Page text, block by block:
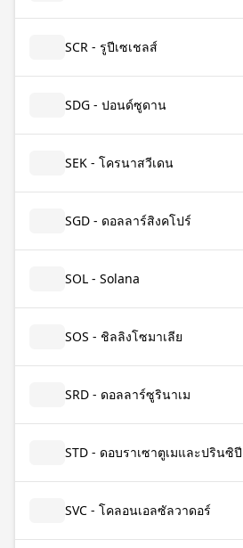
SCR - รูปีเซเชลส์
SDG - ปอนด์ซูดาน
SEK - โครนาสวีเดน
SGD - ดอลลาร์สิงคโปร์
SOL - Solana
SOS - ชิลลิงโซมาเลีย
SRD - ดอลลาร์ซูรินาเม
STD - ดอบราเซาตูเมและปรินซิ
SVC - โคลอนเอลซัลวาดอร์